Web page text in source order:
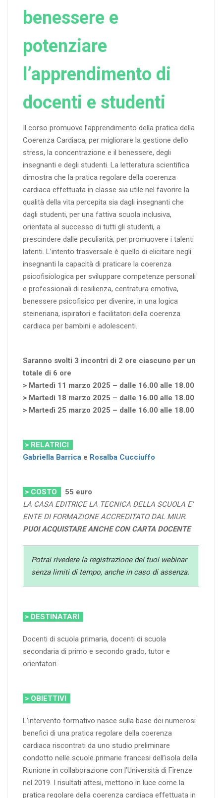
benessere e
potenziare
l’apprendimento di
docenti e studenti
Il corso promuove l’apprendimento della pratica della
Coerenza Cardiaca, per migliorare la gestione dello
stress, la concentrazione e il benessere, degli
insegnanti e degli studenti. La letteratura scientifica
dimostra che la pratica regolare della coerenza
cardiaca effettuata in classe sia utile nel favorire la
qualità della vita percepita sia dagli insegnanti che
dagli studenti, per una fattiva scuola inclusiva,
orientata al successo di tutti gli studenti, a
prescindere dalle peculiarità, per promuovere i talenti
latenti. L’intento trasversale è quello di elicitare negli
insegnanti la capacità di praticare la coerenza
psicofisiologica per sviluppare competenze personali
e professionali di resilienza, centratura emotiva,
benessere psicofisico per divenire, in una logica
steineriana, ispiratori e facilitatori della coerenza
cardiaca per bambini e adolescenti.
Saranno svolti 3 incontri di 2 ore ciascuno per un
totale di 6 ore
> Martedì 11 marzo 2025 – dalle 16.00 alle 18.00
> Martedì 18 marzo 2025 – dalle 16.00 alle 18.00
> Martedì 25 marzo 2025 – dalle 16.00 alle 18.00
> RELATRICI
Gabriella Barrica e Rosalba Cucciuffo
> COSTO 55 euro
LA CASA EDITRICE LA TECNICA DELLA SCUOLA E’
ENTE DI FORMAZIONE ACCREDITATO DAL MIUR.
PUOI ACQUISTARE ANCHE CON CARTA DOCENTE
Potrai rivedere la registrazione dei tuoi webinar
senza limiti di tempo, anche in caso di assenza.
> DESTINATARI
Docenti di scuola primaria, docenti di scuola
secondaria di primo e secondo grado, tutor e
orientatori.
> OBIETTIVI
L’intervento formativo nasce sulla base dei numerosi
benefici di una pratica regolare della coerenza
cardiaca riscontrati da uno studio preliminare
condotto nelle scuole primarie francesi dell’isola della
Riunione in collaborazione con l’Università di Firenze
nel 2019. I risultati attesi, mettono in luce come la
pratica regolare della coerenza cardiaca effettuata in